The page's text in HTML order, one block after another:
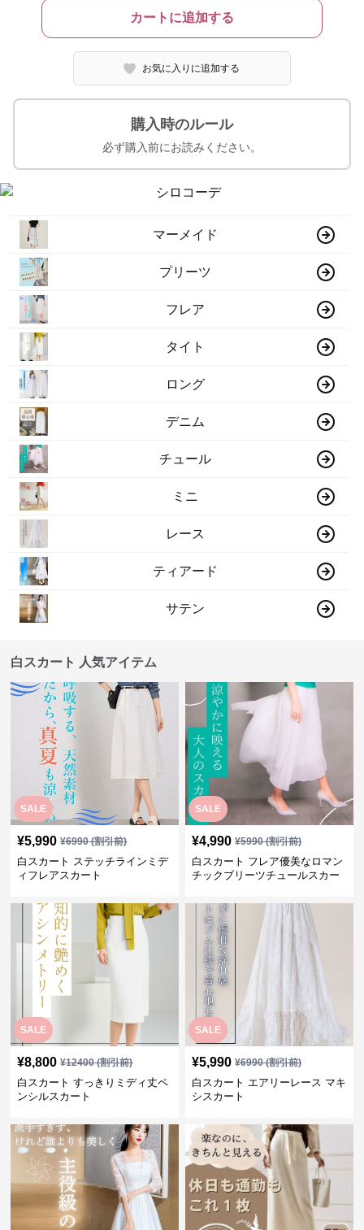
カートに追加する
お気に入りに追加する
購入時のルール
必ず購入前にお読みください。
マーメイド
プリーツ
フレア
タイト
ロング
デニム
チュール
ミニ
レース
ティアード
サテン
白スカート 人気アイテム
SALE
¥5,990 ¥6990(割引前)
白スカート ステッチラインミデ
ィフレアスカート
SALE
¥4,990 ¥5990(割引前)
白スカート フレア優美なロマン
チックブリーツチュールスカー
SALE
¥8,800 ¥12400(割引前)
白スカート すっきりミディ丈ペ
ンシルスカート
SALE
¥5,990 ¥6990(割引前)
白スカート エアリーレース マキ
シスカート